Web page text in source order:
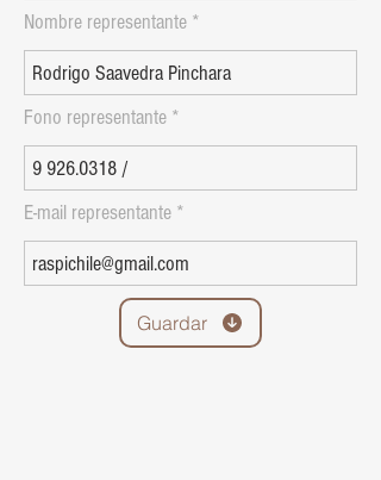
Nombre representante
Fono representante
E-mail representante
Guardar